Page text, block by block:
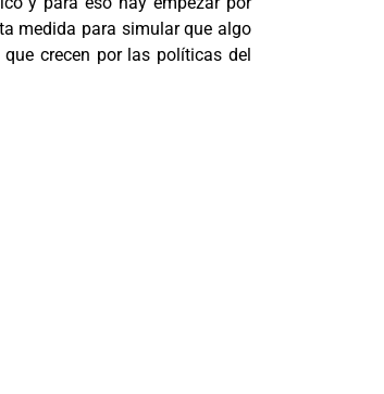
medida para simular que algo
crecen por las políticas del